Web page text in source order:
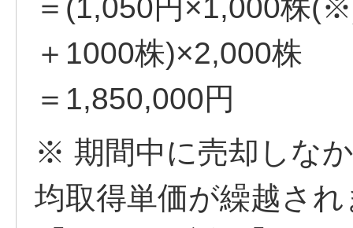
＝(1,050円×1,000株
＋1000株)×2,000株
＝1,850,000円
※ 期間中に売却しな
均取得単価が繰越さ